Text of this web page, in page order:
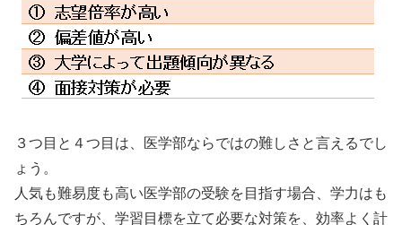
３つ目と４つ目は、医学部ならではの難しさと言えるでし
ょう。
人気も難易度も高い医学部の受験を目指す場合、学力はも
ちろんですが、学習目標を立て必要な対策を、効率よく計